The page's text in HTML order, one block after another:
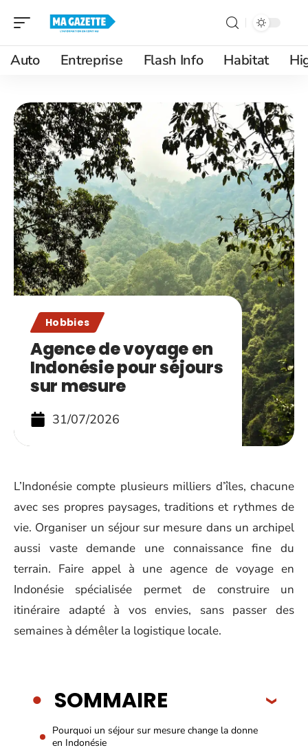
Auto Entreprise Flash Info Habitat
Hobbies
Agence de voyage en
Indonésie pour séjours
sur mesure
31/07/2026
L’Indonésie compte plusieurs milliers d’îles, chacune
avec ses propres paysages, traditions et rythmes de
vie. Organiser un séjour sur mesure dans un archipel
aussi vaste demande une connaissance fine du
terrain. Faire appel à une agence de voyage en
Indonésie spécialisée permet de construire un
itinéraire adapté à vos envies, sans passer des
semaines à démêler la logistique locale.
SOMMAIRE
Pourquoi un séjour sur mesure change la donne
en Indonésie